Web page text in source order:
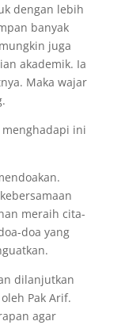
dengan lebih
banyak
juga
akademik. Ia
Maka wajar
ini
meraih cita-
doa yang
dilanjutkan
Pak Arif.
agar